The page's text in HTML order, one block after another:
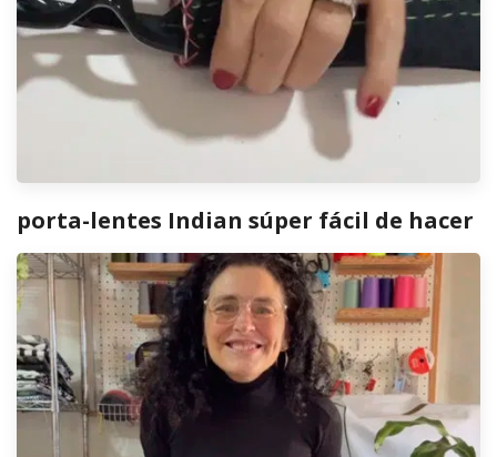
porta-lentes Indian súper fácil de hacer